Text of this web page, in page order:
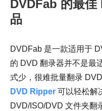
DVDFab 的最佳
品
DVDFab 是一款适用于
的 DVD 翻录器并不是最
式少，很难批量翻录
DVD Ripper 可以轻松解
DVD/ISO/DVD 文件夹翻